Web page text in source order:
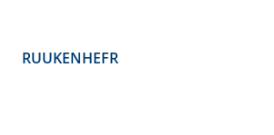
RUUKENHEFR